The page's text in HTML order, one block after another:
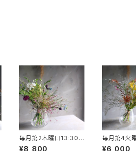
毎月第2木曜日13:30
～shimizu garden s
¥8,800
毎月第4火
～shimizu
¥6,000